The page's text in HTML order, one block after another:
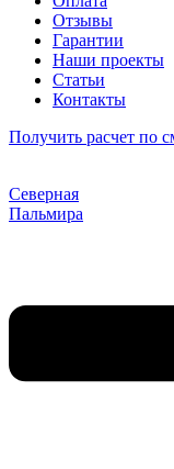
Отзывы
Гарантии
Наши проекты
Статьи
Контакты
Получить расчет по
Северная
Пальмира